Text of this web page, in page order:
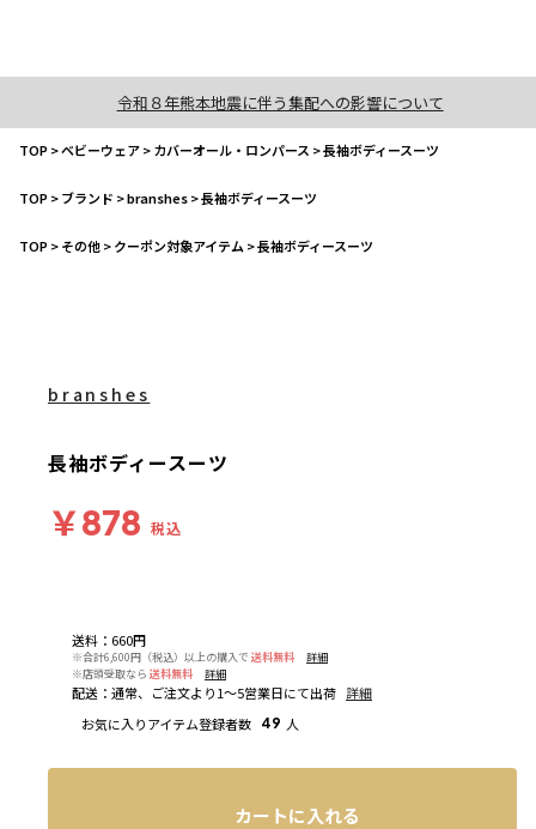
令和８年熊本地震に伴う集配への影響について
TOP>ベビーウェア>カバーオール・ロンパース >長袖ボディースーツ
TOP>ブランド >branshes>長袖ボディースーツ
TOP>その他>クーポン対象アイテム >長袖ボディースーツ
送料 ： 660円
※合計6,600円（税込）以上の購入で 送料無料
詳細
※店頭受取なら 送料無料 詳細
配送 ： 通常、ご注文より1～5営業日にて出荷 詳細
お気に入りアイテム登録者数 49 人
branshes
長袖ボディースーツ
￥878 税込
カートに入れる